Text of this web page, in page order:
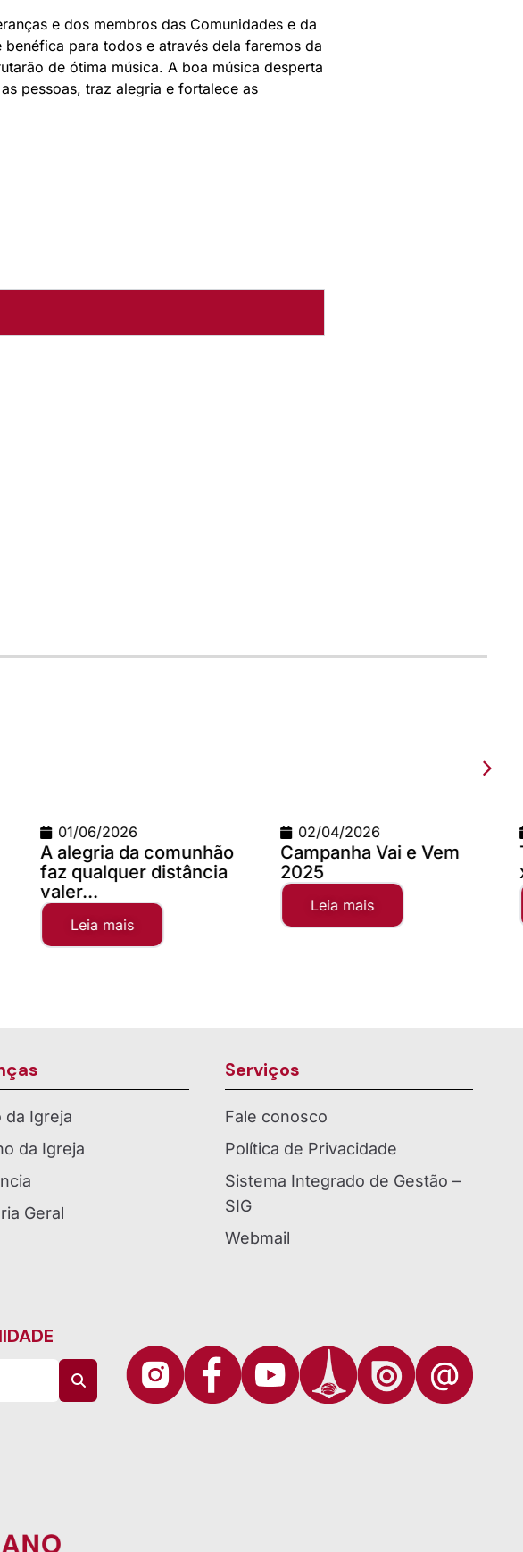
e dos membros das Comunidades e da
para todos e através dela faremos da
de ótima música. A boa música desperta
pessoas, traz alegria e fortalece as
02/04/2026
Campanha Vai e Vem
2025
Leia mais
09/03/2026
Teste com imagem 1200
x 900
Leia mais
da Igreja
da Igreja
Geral
Serviços
Fale conosco
Política de Privacidade
Sistema Integrado de Gestão –
SIG
Webmail